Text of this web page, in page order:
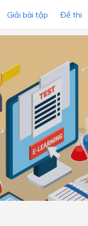
Giải bài tập Đề thi